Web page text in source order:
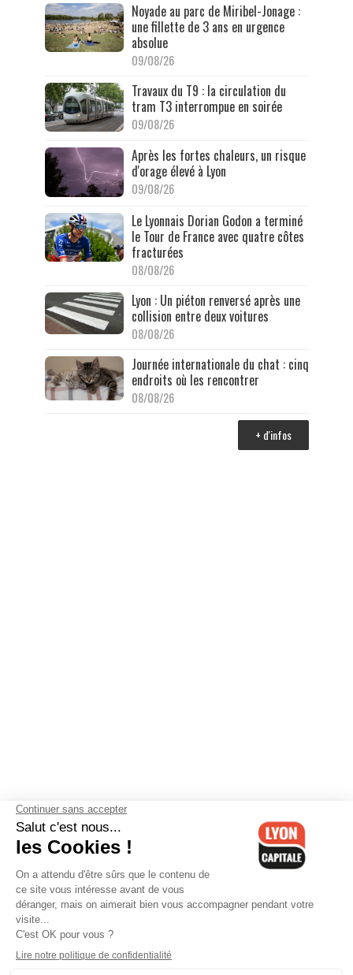
Noyade au parc de Miribel-Jonage :
une fillette de 3 ans en urgence
absolue
09/08/26
Travaux du T9 : la circulation du
tram T3 interrompue en soirée
09/08/26
Après les fortes chaleurs, un risque
d'orage élevé à Lyon
09/08/26
Le Lyonnais Dorian Godon a terminé
le Tour de France avec quatre côtes
fracturées
08/08/26
Lyon : Un piéton renversé après une
collision entre deux voitures
08/08/26
Journée internationale du chat : cinq
endroits où les rencontrer
08/08/26
+ d'infos